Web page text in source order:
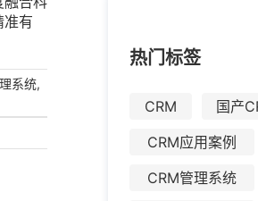
准有
系统,
热门标签
CRM 国产
CRM应用案例
CRM管理系统